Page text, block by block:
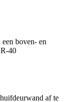
boven- en
40
af te